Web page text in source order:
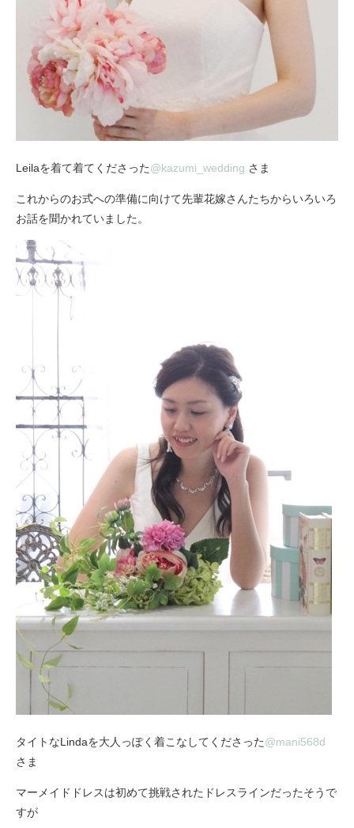
Leilaを着て着てくださった@kazumi_wedding さま
これからのお式への準備に向けて先輩花嫁さんたちからいろいろ
お話を聞かれていました。
タイトなLindaを大人っぽく着こなしてくださった@mani568d
さま
マーメイドドレスは初めて挑戦されたドレスラインだったそうで
すが